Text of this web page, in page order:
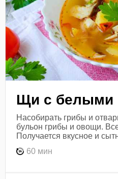
Щи с белыми
Насобирать грибы и
бульон грибы и овощи.
Получается вкусное и
60 мин